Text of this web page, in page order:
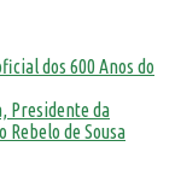
dos 600 Anos do
Presidente da
de Sousa